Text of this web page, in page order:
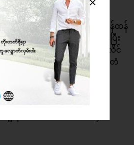
ရမှာ ဖြစ်ပါတယ်။
က် ကစားမယ်ဆိုရင် ပြင်းပြင်းထန်ထန်
ရှားမှု ပုံစံတွေကို ရှောင်ရှားသင့်ပြီး
းမှန်မှန်လေး လှုပ်ရှားတာကပဲ လိင်
ခြေ နည်းစေမှာ ဖြစ်သလို လိင်တံ
လျော့စေမှာ ဖြစ်ပါတယ်။
Women’s Weekly